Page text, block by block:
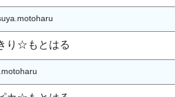
り☆もとはる